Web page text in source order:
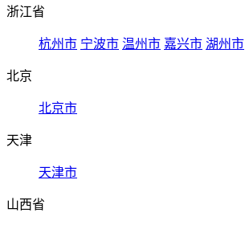
浙江省
杭州市 宁波市 温州市 嘉兴市 湖州市
北京
北京市
天津
天津市
山西省